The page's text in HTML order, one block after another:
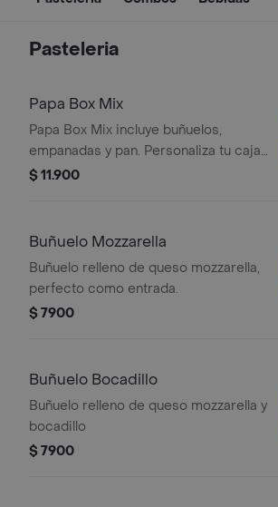
Pasteleria
Papa Box Mix
Papa Box Mix incluye buñuelos,
empanadas y pan. Personaliza tu caja
con 5 unidades a tu elección.
$ 11.900
Buñuelo Mozzarella
Buñuelo relleno de queso mozzarella,
perfecto como entrada.
$ 7900
Buñuelo Bocadillo
Buñuelo relleno de queso mozzarella y
bocadillo
$ 7900